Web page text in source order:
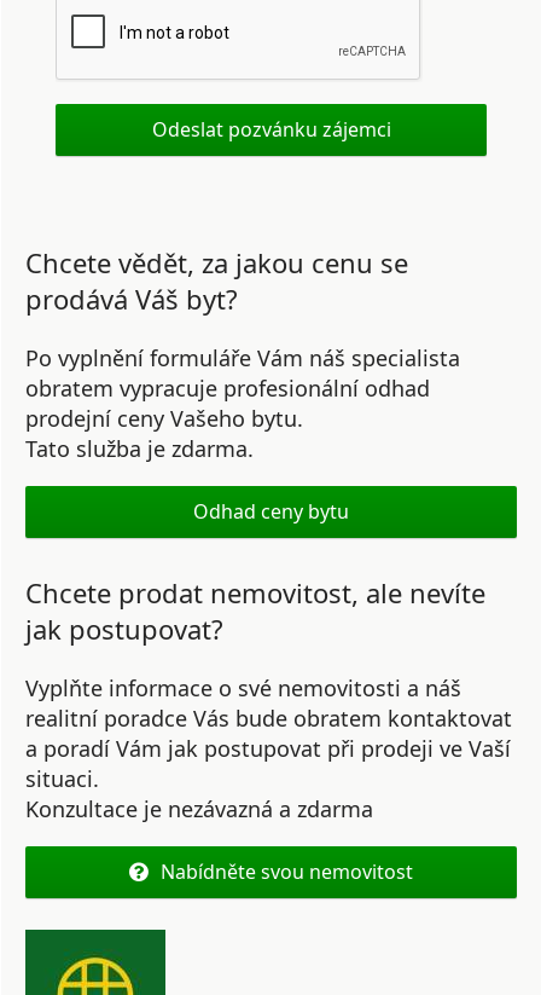
Chcete vědět, za jakou cenu se
prodává Váš byt?
Po vyplnění formuláře Vám náš specialista
obratem vypracuje profesionální odhad
prodejní ceny Vašeho bytu.
Tato služba je zdarma.
Odhad ceny bytu
Chcete prodat nemovitost, ale nevíte
jak postupovat?
Vyplňte informace o své nemovitosti a náš
realitní poradce Vás bude obratem kontaktovat
a poradí Vám jak postupovat při prodeji ve Vaší
situaci.
Konzultace je nezávazná a zdarma
Nabídněte svou nemovitost